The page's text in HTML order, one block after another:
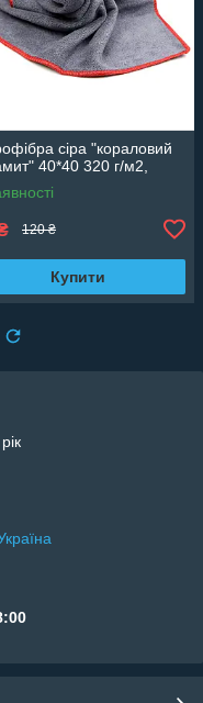
сіра "кораловий
40*40 320 г/м2,
120 ₴
Купити